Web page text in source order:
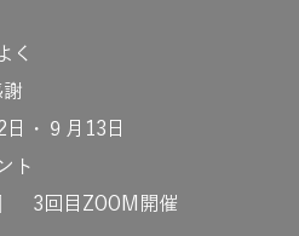
く
・９月13日
ト
3回目ZOOM開催